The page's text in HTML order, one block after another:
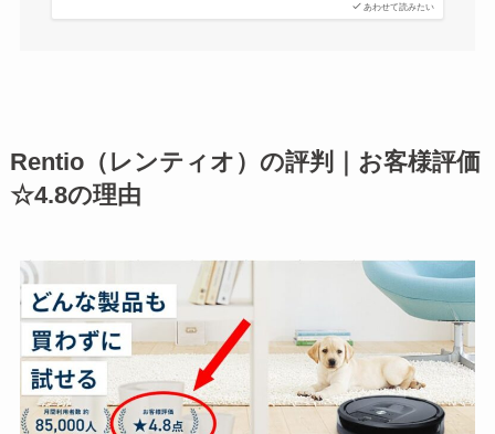
あわせて読みたい
Rentio（レンティオ）の評判｜お客様評価
☆4.8の理由